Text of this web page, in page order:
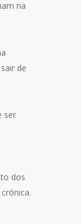
na
de
ser
dos